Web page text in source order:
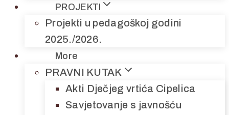
PROJEKTI
Projekti u pedagoškoj godini
2025./2026.
More
PRAVNI KUTAK
Akti Dječjeg vrtića Cipelica
Savjetovanje s javnošću